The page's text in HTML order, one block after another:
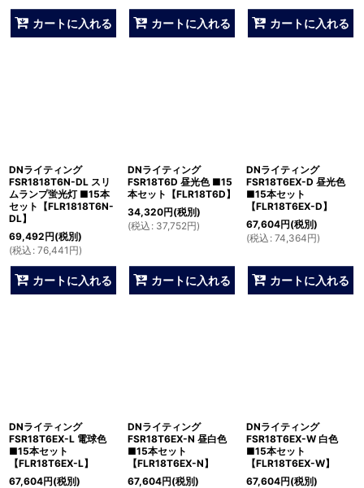
カートに入れる カートに入れる カートに入れる
DNライティング
FSR1818T6N-DL スリ
ムランプ蛍光灯 ■15本
セット【FLR1818T6N-
DL】
69,492円(税別)
(税込 : 76,441 円)
カートに入れる
DNライティング
FSR18T6D 昼光色 ■15
本セット【FLR18T6D】
34,320円(税別)
(税込 : 37,752円)
カートに入れる
DNライティング
FSR18T6EX-D 昼光色
■15本セット
【FLR18T6EX-D】
67,604円(税別)
(税込 : 74,364円)
カートに入れる
DNライティング
FSR18T6EX-L 電球色
■15本セット
【FLR18T6EX-L】
67,604円(税別)
DNライティング
FSR18T6EX-N 昼白色
■15本セット
【FLR18T6EX-N】
67,604円(税別)
DNライティング
FSR18T6EX-W 白色
■15本セット
【FLR18T6EX-W】
67,604円(税別)